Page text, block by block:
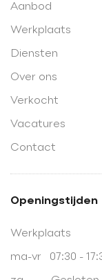
Aanbod
Werkplaats
Diensten
Over ons
Verkocht
Vacatures
Contact
Openingstijden
Werkplaats
ma-vr 07:30 -